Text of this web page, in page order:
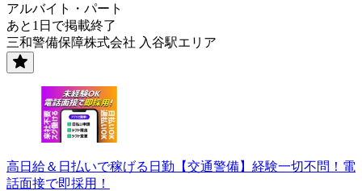
アルバイト・パート
あと1日で掲載終了
三和警備保障株式会社 入谷駅エリア
高日給＆日払いで稼げる日勤【交通警備】経験一切不問！電
話面接で即採用！